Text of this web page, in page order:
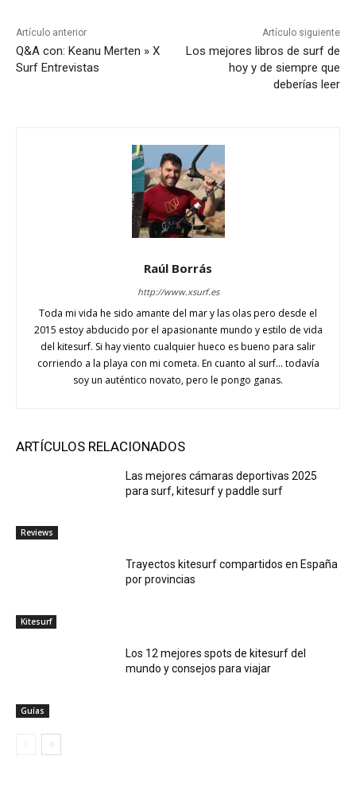
Artículo anterior
Q&A con: Keanu Merten » X
Surf Entrevistas
Artículo siguiente
Los mejores libros de surf de
hoy y de siempre que
deberías leer
Raúl Borrás
http://www.xsurf.es
Toda mi vida he sido amante del mar y las olas pero desde el
2015 estoy abducido por el apasionante mundo y estilo de vida
del kitesurf. Si hay viento cualquier hueco es bueno para salir
corriendo a la playa con mi cometa. En cuanto al surf... todavía
soy un auténtico novato, pero le pongo ganas.
ARTÍCULOS RELACIONADOS
Reviews
Las mejores cámaras deportivas 2025
para surf, kitesurf y paddle surf
Kitesurf
Trayectos kitesurf compartidos en España
por provincias
Guías
Los 12 mejores spots de kitesurf del
mundo y consejos para viajar